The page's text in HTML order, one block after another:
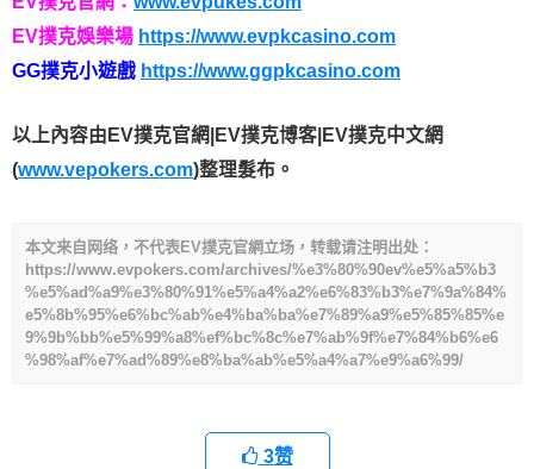
EV撲克娛樂場 https://www.evpkcasino.com
GG撲克小遊戲 https://www.ggpkcasino.com
以上內容由EV撲克官網|EV撲克博客|EV撲克中文網
(www.vepokers.com)整理髮布。
本文来自网络，不代表EV撲克官網立场，转载请注明出处：
https://www.evpokers.com/archives/%e3%80%90ev%e5%a5%b3
%e5%ad%a9%e3%80%91%e5%a4%a2%e6%83%b3%e7%9a%84%
e5%8b%95%e6%bc%ab%e4%ba%ba%e7%89%a9%e5%85%85%e
9%9b%bb%e5%99%a8%ef%bc%8c%e7%ab%9f%e7%84%b6%e6
%98%af%e7%ad%89%e8%ba%ab%e5%a4%a7%e9%a6%99/
3赞